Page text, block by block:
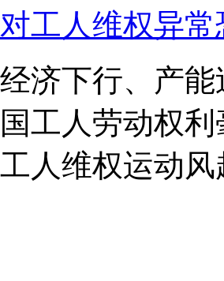
工人维权异
济下行、产
工人劳动权
人维权运动